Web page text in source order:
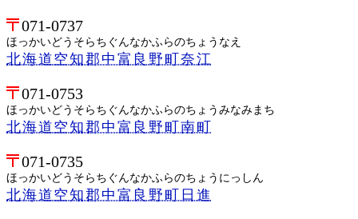
071-0737
ほっかいどうそらちぐんなかふらのちょうなえ
北海道空知郡中富良野町奈江
071-0753
ほっかいどうそらちぐんなかふらのちょうみなみまち
北海道空知郡中富良野町南町
071-0735
ほっかいどうそらちぐんなかふらのちょうにっしん
北海道空知郡中富良野町日進